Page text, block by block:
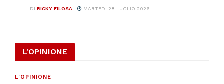
DI RICKY FILOSA MARTEDÌ 28 LUGLIO 2026
L'OPINIONE
L'OPINIONE